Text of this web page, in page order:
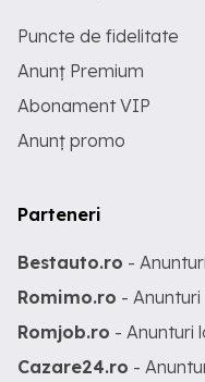
Puncte de fidelitate
Anunț Premium
Abonament VIP
Anunț promo
Parteneri
Bestauto.ro -
Romimo.ro -
Romjob.ro - Anunturi
Cazare24.ro -